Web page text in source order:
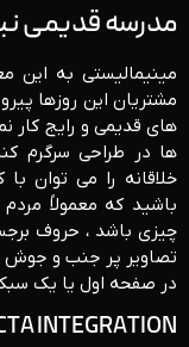
مدرسه قدیمی
مینیمالیستی به
مشتریان این روزها
های قدیمی و رایج کار
ها در طراحی سرگرم
خلاقانه را می توان
باشید که معمولاً
چیزی باشد ، حروف
تصاویر پر جنب و جوش
در صفحه اول یا یک
INTEGRATION